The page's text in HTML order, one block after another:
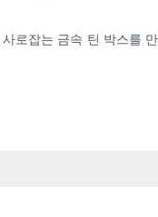
로잡는 금속 틴 박스를